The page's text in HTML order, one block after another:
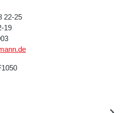
22-25
19